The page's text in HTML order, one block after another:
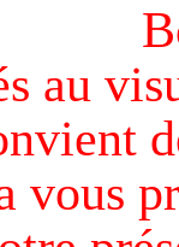
au
vous